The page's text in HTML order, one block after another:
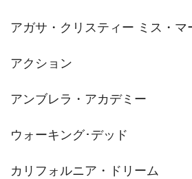
アガサ・クリスティー ミス・マ
アクション
アンブレラ・アカデミー
ウォーキング･デッド
カリフォルニア・ドリーム